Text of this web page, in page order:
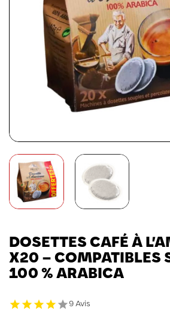
DOSETTES CAFÉ À
X20 – COMPATIBLES
100 % ARABICA
9 Avis